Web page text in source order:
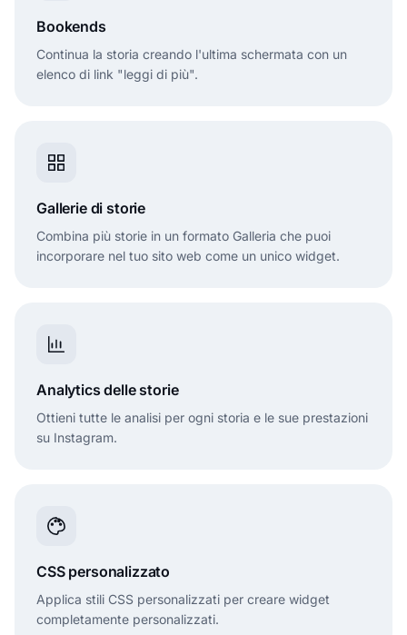
Bookends
Continua la storia creando l'ultima schermata con un
elenco di link "leggi di più".
Gallerie di storie
Combina più storie in un formato Galleria che puoi
incorporare nel tuo sito web come un unico widget.
Analytics delle storie
Ottieni tutte le analisi per ogni storia e le sue prestazioni
su Instagram.
CSS personalizzato
Applica stili CSS personalizzati per creare widget
completamente personalizzati.